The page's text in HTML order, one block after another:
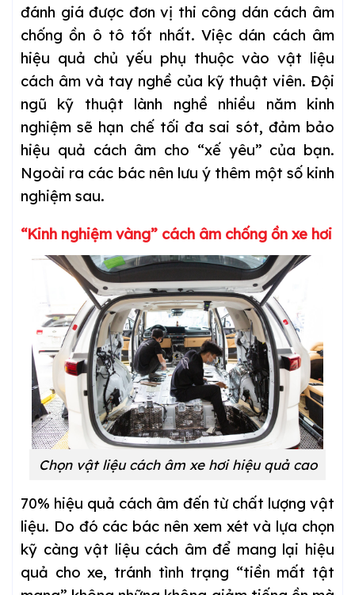
đánh giá được đơn vị thi công dán cách âm
chống ồn ô tô tốt nhất. Việc dán cách âm
hiệu quả chủ yếu phụ thuộc vào vật liệu
cách âm và tay nghề của kỹ thuật viên. Đội
ngũ kỹ thuật lành nghề nhiều năm kinh
nghiệm sẽ hạn chế tối đa sai sót, đảm bảo
hiệu quả cách âm cho “xế yêu” của bạn.
Ngoài ra các bác nên lưu ý thêm một số kinh
nghiệm sau.
“Kinh nghiệm vàng” cách âm chống ồn xe hơi
Chọn vật liệu cách âm xe hơi hiệu quả cao
70% hiệu quả cách âm đến từ chất lượng vật
liệu. Do đó các bác nên xem xét và lựa chọn
kỹ càng vật liệu cách âm để mang lại hiệu
quả cho xe, tránh tình trạng “tiền mất tật